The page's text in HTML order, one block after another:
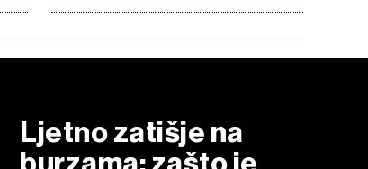
Ljetno zatišje na